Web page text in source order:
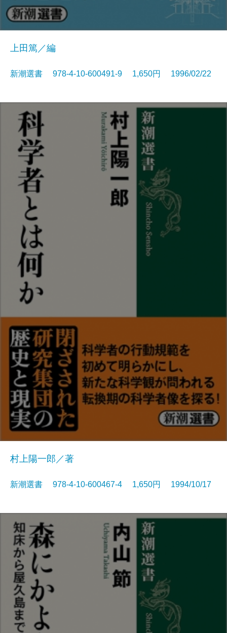
上田篤／編
新潮選書 978-4-10-600491-9 1,650円 1996/02/22
村上陽一郎／著
新潮選書 978-4-10-600467-4 1,650円 1994/10/17